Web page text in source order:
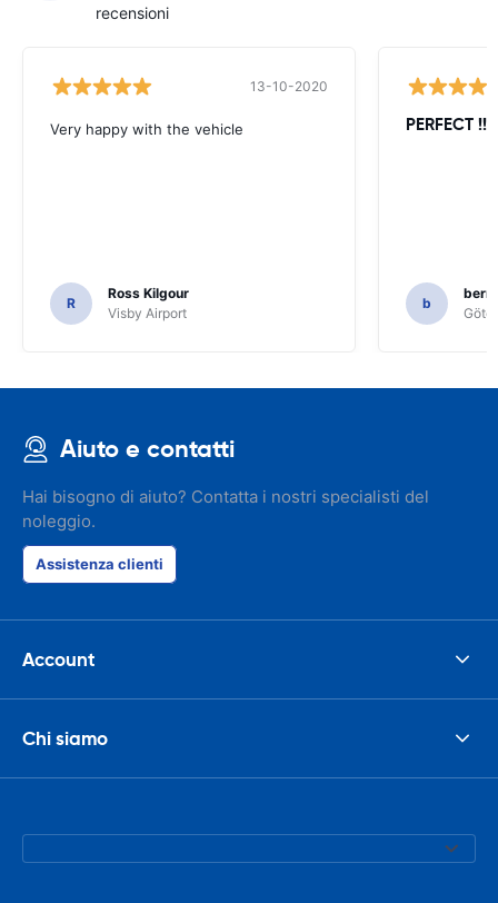
recensioni
13-10-2020
Very happy with the vehicle
R
Ross Kilgour
Visby Airport
PERFECT
b
Aiuto e contatti
Hai bisogno di aiuto? Contatta i nostri specialisti del
noleggio.
Assistenza clienti
Account
Chi siamo